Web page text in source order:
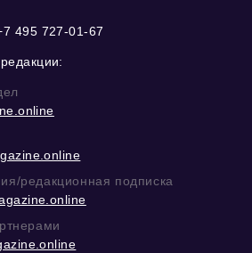
495 727-01-67
редакционная подписка